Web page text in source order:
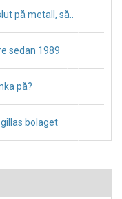
på metall, så..
sedan 1989
på?
bolaget